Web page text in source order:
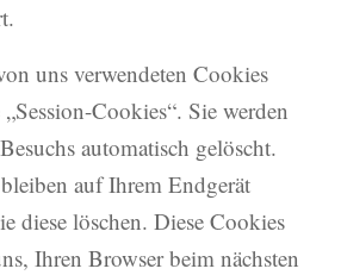
uns verwendeten Cookies
Cookies“. Sie werden
automatisch gelöscht.
auf Ihrem Endgerät
diese löschen. Diese Cookies
Ihren Browser beim nächsten